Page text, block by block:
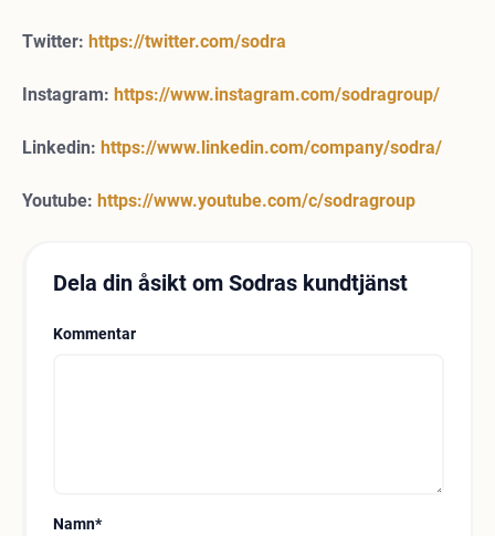
Twitter: https://twitter.com/sodra
Instagram: https://www.instagram.com/sodragroup/
Linkedin: https://www.linkedin.com/company/sodra/
Youtube: https://www.youtube.com/c/sodragroup
Dela din åsikt om Sodras kundtjänst
Kommentar
Namn*